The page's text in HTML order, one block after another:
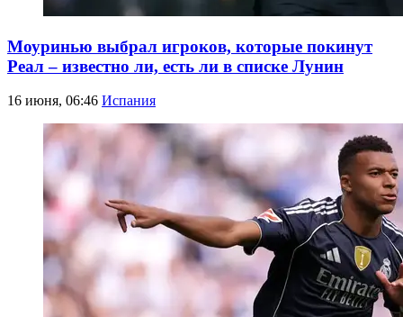
Моуринью выбрал игроков, которые покинут
Реал – известно ли, есть ли в списке Лунин
16 июня, 06:46 Испания